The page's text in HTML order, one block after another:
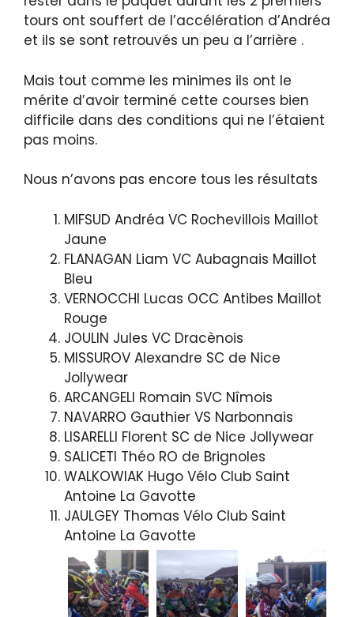
tours ont souffert de l’accélération d’Andréa
et ils se sont retrouvés un peu a l’arrière .
Mais tout comme les minimes ils ont le
mérite d’avoir terminé cette courses bien
difficile dans des conditions qui ne l’étaient
pas moins.
Nous n’avons pas encore tous les résultats
MIFSUD Andréa VC Rochevillois Maillot
Jaune
FLANAGAN Liam VC Aubagnais Maillot
Bleu
VERNOCCHI Lucas OCC Antibes Maillot
Rouge
JOULIN Jules VC Dracènois
MISSUROV Alexandre SC de Nice
Jollywear
ARCANGELI Romain SVC Nîmois
NAVARRO Gauthier VS Narbonnais
LISARELLI Florent SC de Nice Jollywear
SALICETI Théo RO de Brignoles
WALKOWIAK Hugo Vélo Club Saint
Antoine La Gavotte
JAULGEY Thomas Vélo Club Saint
Antoine La Gavotte